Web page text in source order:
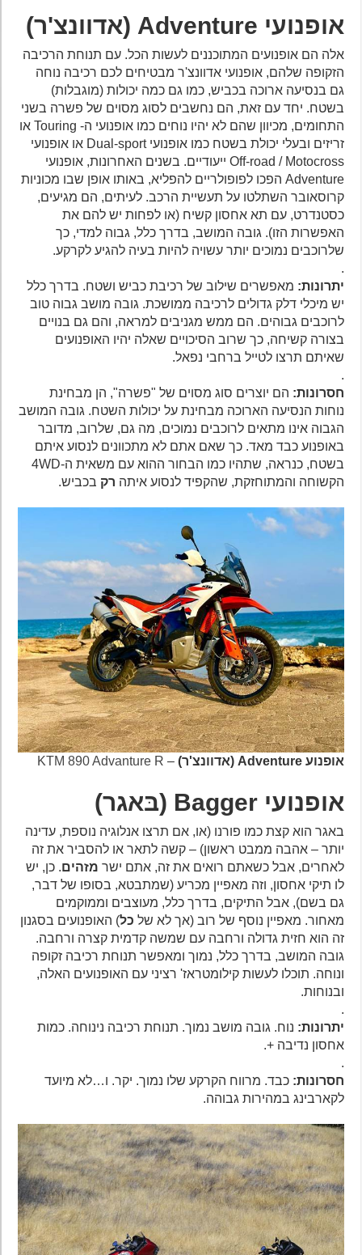
אופנועי Adventure (אדוונצ'ר)
אלה הם אופנועים המתוכננים לעשות הכל. עם תנוחת הרכיבה
הזקופה שלהם, אופנועי אדוונצ'ר מבטיחים לכם רכיבה נוחה
גם בנסיעה ארוכה בכביש, כמו גם כמה יכולות (מוגבלות)
בשטח. יחד עם זאת, הם נחשבים לסוג מסוים של פשרה בשני
התחומים, מכיוון שהם לא יהיו נוחים כמו אופנועי ה- Touring או
זריזים ובעלי יכולת בשטח כמו אופנועי Dual-sport או אופנועי
Off-road / Motocross ייעודיים. בשנים האחרונות, אופנועי
Adventure הפכו לפופולריים להפליא, באותו אופן שבו מכוניות
קרוסאובר השתלטו על תעשיית הרכב. לעיתים, הם מגיעים,
כסטנדרט, עם תא אחסון קשיח (או לפחות יש להם את
האפשרות הזו). גובה המושב, בדרך כלל, גבוה למדי, כך
שלרוכבים נמוכים יותר עשויה להיות בעיה להגיע לקרקע.
יתרונות:מאפשרים שילוב של רכיבת כביש ושטח. בדרך כלל
יש מיכלי דלק גדולים לרכיבה ממושכת. גובה מושב גבוה טוב
לרוכבים גבוהים. הם ממש מגניבים למראה, והם גם בנויים
בצורה קשיחה, כך שרוב הסיכויים שאלה יהיו האופנועים
שאיתם תרצו לטייל ברחבי נפאל.
חסרונות:הם יוצרים סוג מסוים של "פשרה", הן מבחינת
נוחות הנסיעה הארוכה מבחינת על יכולות השטח. גובה המושב
הגבוה אינו מתאים לרוכבים נמוכים, מה גם, שלרוב, מדובר
באופנוע כבד מאד. כך שאם אתם לא מתכוונים לנסוע איתם
בשטח, כנראה, שתהיו כמו הבחור ההוא עם משאית ה-4WD
הקשוחה והמתוחזקת, שהקפיד לנסוע איתהרקבכביש.
אופנוע Adventure (אדוונצ'ר) –
KTM 890 Advanture R
אופנועי Bagger (בּאגר)
באגר הוא קצת כמו פורנו (או, אם תרצו אנלוגיה נוספת, עדינה
יותר – אהבה ממבט ראשון) – קשה לתאר או להסביר את זה
לאחרים, אבל כשאתם רואים את זה, אתם ישרמזהים. כן, יש
לו תיקי אחסון, וזה מאפיין מכריע (שמתבטא, בסופו של דבר,
גם בשם), אבל התיקים, בדרך כלל, מעוצבים וממוקמים
מאחור. מאפיין נוסף של רוב (אך לא שלכל) האופנועים בסגנון
זה הוא חזית גדולה ורחבה עם שמשה קדמית קצרה ורחבה.
גובה המושב, בדרך כלל, נמוך ומאפשר תנוחת רכיבה זקופה
ונוחה. תוכלו לעשות קילומטראז' רציני עם האופנועים האלה,
ובנוחות.
יתרונות:נוח. גובה מושב נמוך. תנוחת רכיבה נינוחה. כמות
אחסון נדיבה +.
חסרונות:כבד. מרווח הקרקע שלו נמוך. יקר. ו…לא מיועד
לקארבינג במהירות גבוהה.